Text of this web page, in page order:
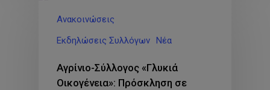
Ανακοινώσεις
Εκδηλώσεις Συλλόγων
Νέα
Αγρίνιο-Σύλλογος «Γλυκιά
Οικογένεια»: Πρόσκληση σε